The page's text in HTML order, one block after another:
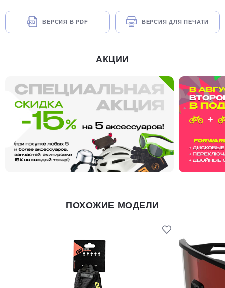
ВЕРСИЯ В PDF ВЕРСИЯ ДЛЯ ПЕЧАТИ
АКЦИИ
ПОХОЖИЕ МОДЕЛИ